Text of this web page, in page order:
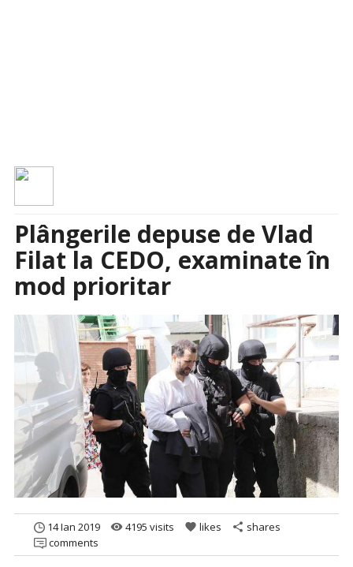
Plângerile depuse de Vlad
Filat la CEDO, examinate în
mod prioritar
4195
14 Ian 2019 remove_red_eye 4195 visits favorite likes share shares
comments